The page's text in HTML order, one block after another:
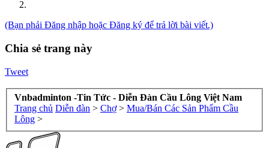
(Bạn phải Đăng nhập hoặc Đăng ký để trả lời bài viết.)
Chia sẻ trang này
Tweet
Vnbadminton -Tin Tức - Diễn Đàn Cầu Lông Việt Nam
Trang chủ Diễn đàn > Chợ > Mua/Bán Các Sản Phẩm Cầu
Lông >